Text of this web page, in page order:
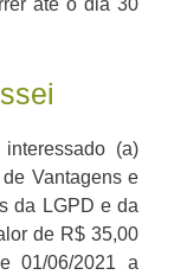
até o dia 30
(a)
Vantagens e
da LGPD e da
de R$ 35,00
01/06/2021 a